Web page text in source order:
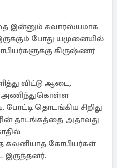
இன்னும் சுவாரஸ்யமாக
போது யமுனையில்
கிருஷ்ணர்
விட்டு ஆடை,
அணிந்துகொள்ள
தொடங்கிய சிறிது
தாடங்கத்தை அதாவது
கோபியர்கள்